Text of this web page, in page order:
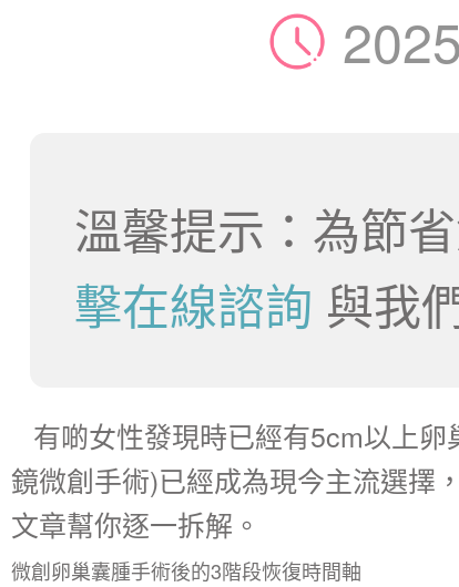
溫馨提示：為節
擊在線諮詢 與我
有啲女性發現時已經有5cm以上
鏡微創手術)已經成為現今主流選擇
文章幫你逐一拆解。
微創卵巢囊腫手術後的3階段恢復時間軸